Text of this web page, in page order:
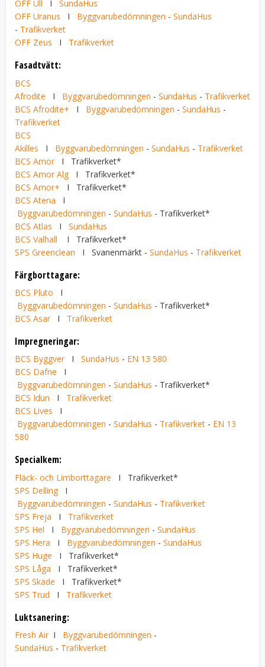
OFF Ull I SundaHus
OFF Uranus I Byggvarubedömningen - SundaHus
- Trafikverket
OFF Zeus I Trafikverket
Fasadtvätt:
BCS
Afrodite I Byggvarubedömningen - SundaHus - Trafikverket
BCS Afrodite+ I Byggvarubedömningen - SundaHus -
Trafikverket
BCS
Akilles I Byggvarubedömningen - SundaHus - Trafikverket
BCS Amor I Trafikverket*
BCS Amor Alg I Trafikverket*
BCS Amor+ I Trafikverket*
BCS Atena I
Byggvarubedömningen - SundaHus - Trafikverket*
BCS Atlas I SundaHus
BCS Valhall I Trafikverket*
SPS Greenclean I Svanenmärkt - SundaHus - Trafikverket
Färgborttagare:
BCS Pluto I
Byggvarubedömningen - SundaHus - Trafikverket*
BCS Asar I Trafikverket
Impregneringar:
BCS Byggver I SundaHus - EN 13 580
BCS Dafne I
Byggvarubedömningen - SundaHus - Trafikverket*
BCS Idun I Trafikverket
BCS Lives I
Byggvarubedömningen - SundaHus - Trafikverket - EN 13
580
Specialkem:
Fläck- och Limborttagare I Trafikverket*
SPS Delling I
Byggvarubedömningen - SundaHus - Trafikverket
SPS Freja I Trafikverket
SPS Hel I Byggvarubedömningen - SundaHus
SPS Hera I Byggvarubedömningen - SundaHus
SPS Huge I Trafikverket*
SPS Låga I Trafikverket*
SPS Skade I Trafikverket*
SPS Trud I Trafikverket
Luktsanering:
Fresh Air I Byggvarubedömningen -
SundaHus - Trafikverket